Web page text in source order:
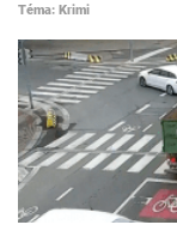
Téma: Krimi